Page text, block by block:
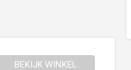
BEKIJK WINKEL